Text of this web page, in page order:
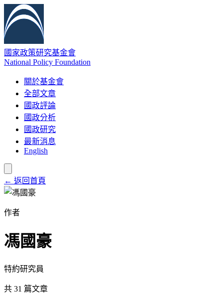
國家政策研究基金會
National Policy Foundation
關於基金會
全部文章
國政評論
國政分析
國政研究
最新消息
English
← 返回首頁
作者
馮國豪
特約研究員
共 31 篇文章